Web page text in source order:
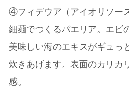
④フィデウア（アイオリソー
細麺でつくるパエリア。エビ
美味しい海のエキスがギュっ
炊きあげます。表面のカリカ
感。